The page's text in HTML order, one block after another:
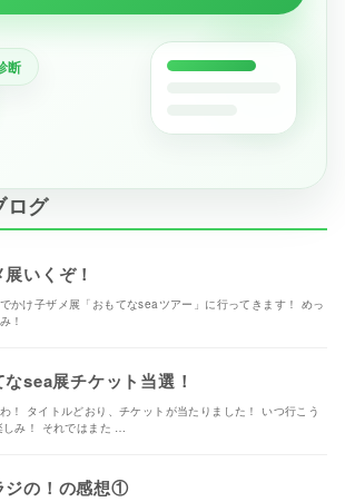
断
ログ
いくぞ！
かけ子ザメ展「おもてなseaツアー」に行ってきます！ めっ
！
なsea展チケット当選！
！ タイトルどおり、チケットが当たりました！ いつ行こう
み！ それではまた …
ジの！の感想①